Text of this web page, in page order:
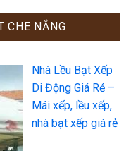
CHE NẮNG
Nhà Lều Bạt Xếp
Di Động Giá Rẻ –
Mái xếp, lều xếp,
nhà bạt xếp giá rẻ